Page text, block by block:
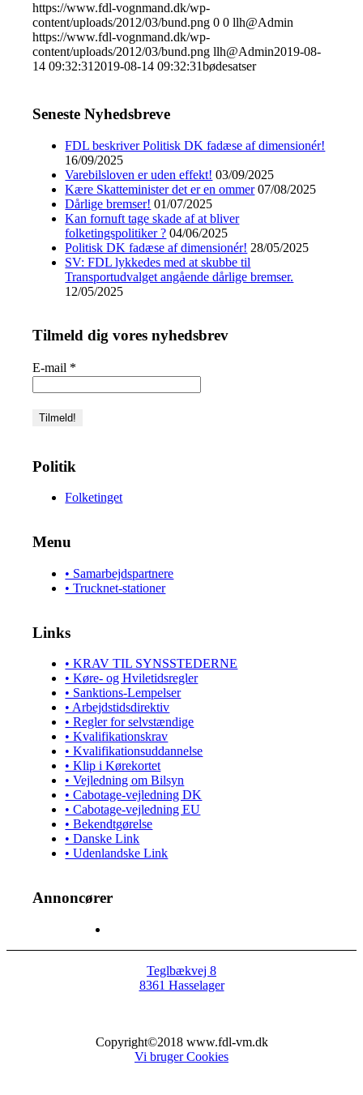
https://www.fdl-vognmand.dk/wp-
content/uploads/2012/03/bund.png 0 0 llh@Admin
https://www.fdl-vognmand.dk/wp-
content/uploads/2012/03/bund.png llh@Admin2019-08-
14 09:32:31 2019-08-14 09:32:31bødesatser
Seneste Nyhedsbreve
FDL beskriver Politisk DK fadæse af dimensionér!
16/09/2025
Varebilsloven er uden effekt! 03/09/2025
Kære Skatteminister det er en ommer 07/08/2025
Dårlige bremser! 01/07/2025
Kan fornuft tage skade af at bliver
folketingspolitiker ? 04/06/2025
Politisk DK fadæse af dimensionér! 28/05/2025
SV: FDL lykkedes med at skubbe til
Transportudvalget angående dårlige bremser.
12/05/2025
Tilmeld dig vores nyhedsbrev
E-mail *
Politik
Folketinget
Menu
• Samarbejdspartnere
• Trucknet-stationer
Links
• KRAV TIL SYNSSTEDERNE
• Køre- og Hviletidsregler
• Sanktions-Lempelser
• Arbejdstidsdirektiv
• Regler for selvstændige
• Kvalifikationskrav
• Kvalifikationsuddannelse
• Klip i Kørekortet
• Vejledning om Bilsyn
• Cabotage-vejledning DK
• Cabotage-vejledning EU
• Bekendtgørelse
• Danske Link
• Udenlandske Link
Annoncører
Teglbækvej 8
8361 Hasselager
Copyright©2018 www.fdl-vm.dk
Vi bruger Cookies